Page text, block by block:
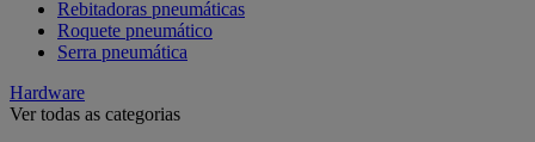
Rebitadoras pneumáticas
Roquete pneumático
Serra pneumática
Hardware
Ver todas as categorias